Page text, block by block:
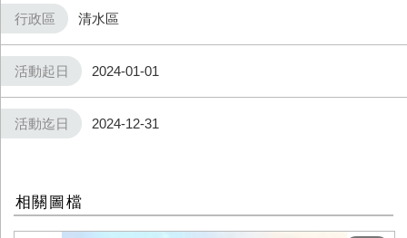
行政區 清水區
活動起日 2024-01-01
活動迄日 2024-12-31
相關圖檔